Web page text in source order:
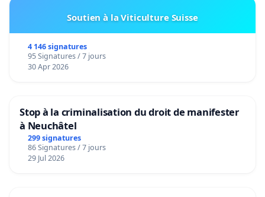
Soutien à la Viticulture Suisse
4 146 signatures
95 Signatures / 7 jours
30 Apr 2026
Stop à la criminalisation du droit de manifester
à Neuchâtel
299 signatures
86 Signatures / 7 jours
29 Jul 2026